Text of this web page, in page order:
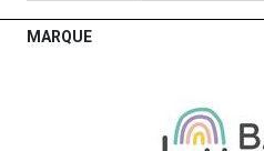
MARQUE